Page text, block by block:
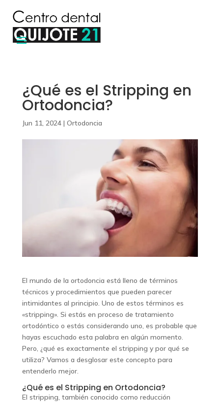
¿Qué es el Stripping en
Ortodoncia?
Jun 11, 2024| Ortodoncia
El mundo de la ortodoncia está lleno de términos
técnicos y procedimientos que pueden parecer
intimidantes al principio. Uno de estos términos es
«stripping». Si estás en proceso de tratamiento
ortodóntico o estás considerando uno, es probable que
hayas escuchado esta palabra en algún momento.
Pero, ¿qué es exactamente el stripping y por qué se
utiliza? Vamos a desglosar este concepto para
entenderlo mejor.
¿Qué es el Stripping en Ortodoncia?
El stripping, también conocido como reducción